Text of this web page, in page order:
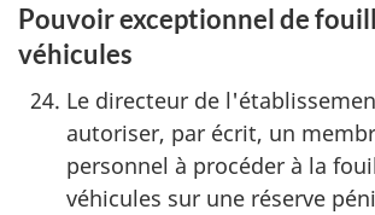
Pouvoir exceptionnel de
véhicules
Le directeur de
autoriser, par écrit, un
personnel à procéder à la
véhicules sur une réserve